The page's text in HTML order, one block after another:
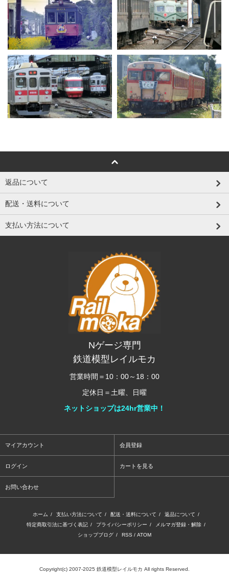
返品について
配送・送料について
支払い方法について
Nゲージ専門
鉄道模型レイルモカ
営業時間＝10：00～18：00
定休日＝土曜、日曜
ネットショップは24hr営業中！
マイアカウント 会員登録
ログイン カートを見る
お問い合わせ
ホーム / 支払い方法について / 配送・送料について / 返品について /
特定商取引法に基づく表記 / プライバシーポリシー / メルマガ登録・解除 /
ショップブログ / RSS / ATOM
Copyright(c) 2007-2025 鉄道模型レイルモカ All rights Reserved.